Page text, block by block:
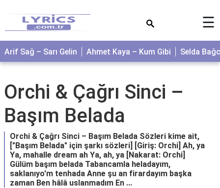
☰
Arif Sağ – Sarı Gelin Ahmet Kaya – Kum Gibi Selda
Orchi & Çağrı Sinci –
Başım Belada
Orchi & Çağrı Sinci – Başım Belada Sözleri kime ait,
["Başım Belada" için şarkı sözleri] [Giriş: Orchi] Ah, ya
Ya, mahalle dream ah Ya, ah, ya [Nakarat: Orchi]
Gülüm başım belada Tabancamla heladayım,
saklanıyo'm tenhada Anne şu an firardayım başka
zaman Ben hâlâ uslanmadım En ...